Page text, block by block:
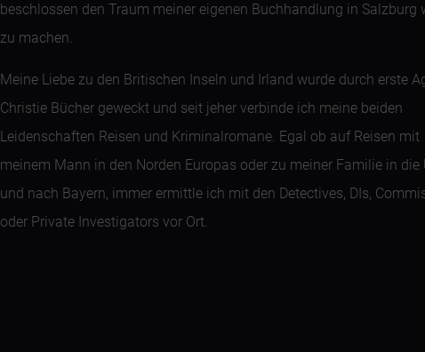
beschlossen den Traum meiner eigenen Buchhandlung in Salzburg
zu machen.
Meine Liebe zu den Britischen Inseln und Irland wurde durch erste
Christie Bücher geweckt und seit jeher verbinde ich meine beiden
Leidenschaften Reisen und Kriminalromane. Egal ob auf Reisen mit
meinem Mann in den Norden Europas oder zu meiner Familie in die
und nach Bayern, immer ermittle ich mit den Detectives, DIs,
oder Private Investigators vor Ort.